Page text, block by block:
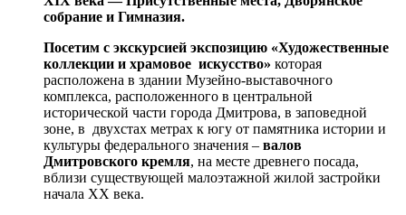
собрание и Гимназия.
Посетим с экскурсией экспозицию «Художественные
коллекции и храмовое искусство» которая
расположена в здании Музейно-выставочного
комплекса, расположенного в центральной
исторической части города Дмитрова, в заповедной
зоне, в двухстах метрах к югу от памятника истории и
культуры федерального значения – валов
Дмитровского кремля, на месте древнего посада,
вблизи существующей малоэтажной жилой застройки
начала XX века.